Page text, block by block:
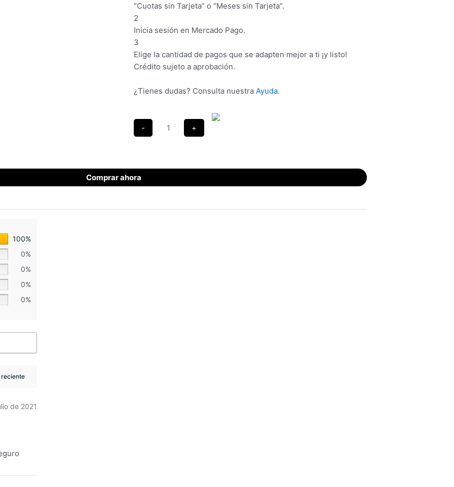
“Cuotas sin Tarjeta” o “Meses sin Tarjeta”.
2
Inicia sesión en Mercado Pago.
3
Elige la cantidad de pagos que se adapten mejor a ti ¡y listo!
Crédito sujeto a aprobación.
¿Tienes dudas? Consulta nuestra Ayuda.
Comprar ahora
100%
0%
0%
0%
0%
de 2021